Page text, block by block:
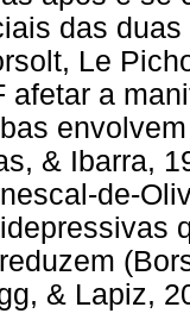
das
Le
afetar a
& Ibarra,
de-
& Lapiz,